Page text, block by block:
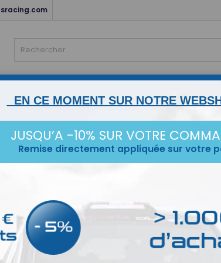
ESCORT MK1/2 KARTING
pression Mano Prisma
-15%
EN CE MOMENT SUR NOTRE
JUSQU’A -10% SUR VOTRE
Remise directement appliquée sur votre